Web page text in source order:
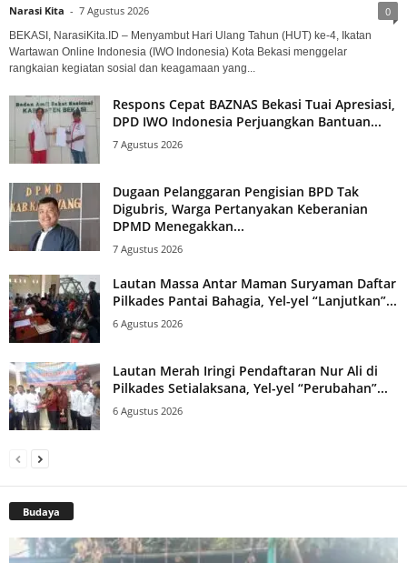
Narasi Kita - 7 Agustus 2026 0
BEKASI, NarasiKita.ID – Menyambut Hari Ulang Tahun (HUT) ke-4, Ikatan
Wartawan Online Indonesia (IWO Indonesia) Kota Bekasi menggelar
rangkaian kegiatan sosial dan keagamaan yang...
Respons Cepat BAZNAS Bekasi Tuai Apresiasi,
DPD IWO Indonesia Perjuangkan Bantuan...
7 Agustus 2026
Dugaan Pelanggaran Pengisian BPD Tak
Digubris, Warga Pertanyakan Keberanian
DPMD Menegakkan...
7 Agustus 2026
Lautan Massa Antar Maman Suryaman Daftar
Pilkades Pantai Bahagia, Yel-yel “Lanjutkan”...
6 Agustus 2026
Lautan Merah Iringi Pendaftaran Nur Ali di
Pilkades Setialaksana, Yel-yel “Perubahan”...
6 Agustus 2026
Budaya